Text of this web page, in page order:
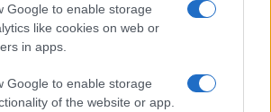
Google to enable storage
like cookies on web or
in apps.
Google to enable storage
of the website or app.